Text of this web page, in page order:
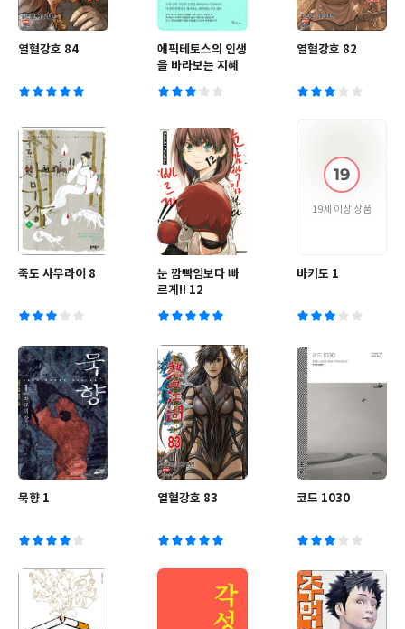
열혈강호 84
에픽테토스의 인생
을 바라보는 지혜
열혈강호 82
죽도 사무라이 8
눈 깜빡임보다 빠
르게!! 12
19세 이상 상품
바키도 1
묵향 1 열혈강호 83 코드 1030